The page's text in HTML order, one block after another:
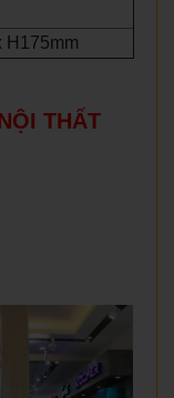
H175mm
THẤT